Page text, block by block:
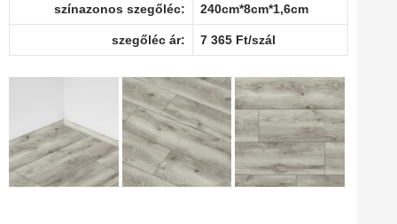
színazonos szegőléc: 240cm*8cm*1,6cm
szegőléc ár: 7 365 Ft/szál